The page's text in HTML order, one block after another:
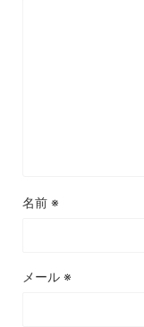
旅行好きの方には本
ｉｔｙ Ｐａｓｓが付
りました。年会費は
名前 ※
メール ※